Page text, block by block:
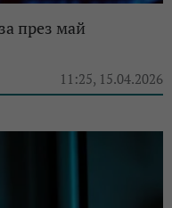
през май
11:25, 15.04.2026